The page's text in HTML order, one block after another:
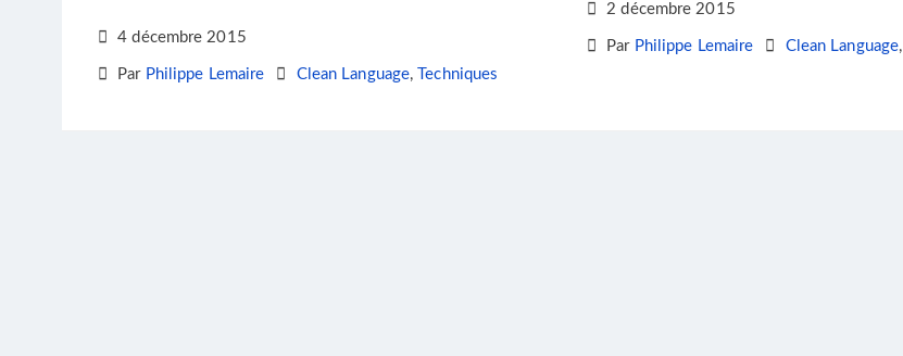
4 décembre 2015
Par Philippe Lemaire Clean Language, Techniques
2 décembre 2015
Par Philippe Lemaire Clean Language,